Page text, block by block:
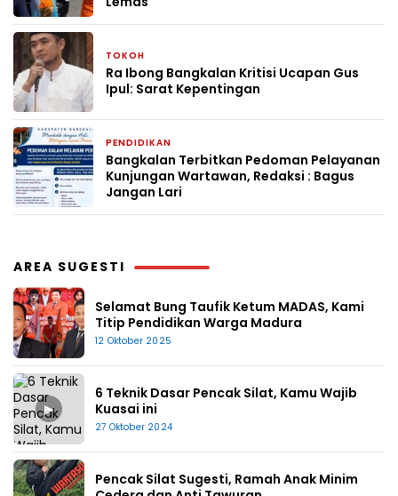
TOKOH
Ra Ibong Bangkalan Kritisi Ucapan Gus
Ipul: Sarat Kepentingan
PENDIDIKAN
Bangkalan Terbitkan Pedoman Pelayanan
Kunjungan Wartawan, Redaksi : Bagus
Jangan Lari
AREA SUGESTI
Selamat Bung Taufik Ketum MADAS, Kami
Titip Pendidikan Warga Madura
12 Oktober 2025
▶
6 Teknik Dasar Pencak Silat, Kamu Wajib
Kuasai ini
27 Oktober 2024
Pencak Silat Sugesti, Ramah Anak Minim